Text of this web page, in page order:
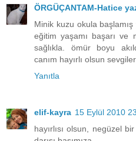
ÖRGÜÇANTAM-Hatice
Minik kuzu okula
eğitim yaşamı başarı ve
sağlıkla. ömür boyu
canım hayırlı olsun sevgiler
Yanıtla
elif-kayra 15 Eylül 2010
hayırlısı olsun, negüzel